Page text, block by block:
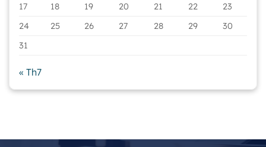
17
18 19 20 21 22
23
24
25 26 27 28 29
30
31
« Th7